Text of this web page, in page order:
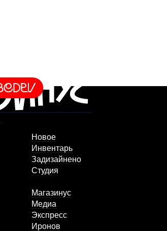
Новое
Инвентарь
Задизайнено
Студия
Магазинус
Медиа
Экспресс
Иронов